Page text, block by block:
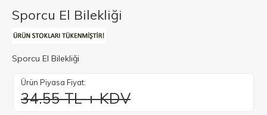
Sporcu El Bilekliği
Sporcu El Bilekliği
Ürün Piyasa Fiyat:
34.55 TL + KDV